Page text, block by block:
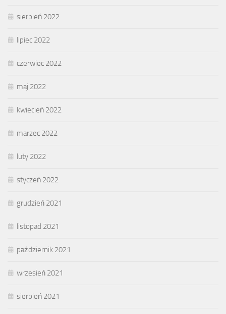
sierpień 2022
lipiec 2022
czerwiec 2022
maj 2022
kwiecień 2022
marzec 2022
luty 2022
styczeń 2022
grudzień 2021
listopad 2021
październik 2021
wrzesień 2021
sierpień 2021